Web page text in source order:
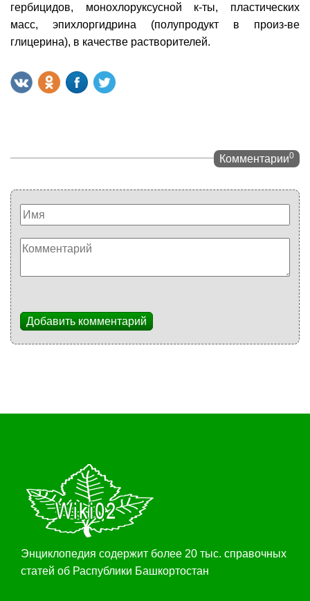
гербицидов, монохлоруксусной к-ты, пластических
масс, эпихлоргидрина (полупродукт в произ-ве
глицерина), в качестве растворителей.
Комментарии0
Добавить комментарий
Энциклопедия содержит более 20 тыс. справочных
статей об Распублики Башкортостан